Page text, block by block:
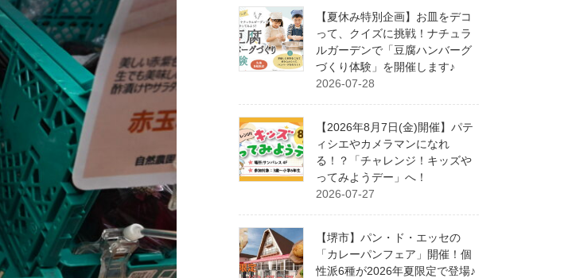
【夏休み特別企画】お皿をデコ
って、クイズに挑戦！ナチュラ
ルガーデンで「豆腐ハンバーグ
づくり体験」を開催します♪
2026-07-28
【2026年8月7日(金)開催】パテ
ィシエやカメラマンになれ
る！？「チャレンジ！キッズや
ってみようデー」へ！
2026-07-27
【堺市】パン・ド・エッセの
「カレーパンフェア」開催！個
性派6種が2026年夏限定で登場♪